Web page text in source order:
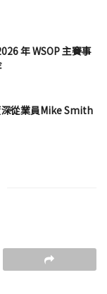
年 WSOP 主賽事
從業員Mike Smith